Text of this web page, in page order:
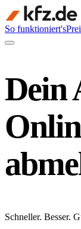
So funktioniert's
Dein
Schneller. Besser.